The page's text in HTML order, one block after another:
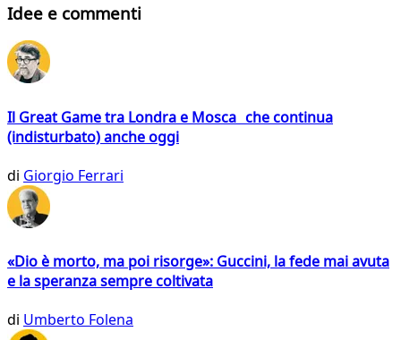
Idee e commenti
Il Great Game tra Londra e Mosca che continua
(indisturbato) anche oggi
di Giorgio Ferrari
«Dio è morto, ma poi risorge»: Guccini, la fede mai avuta
e la speranza sempre coltivata
di Umberto Folena